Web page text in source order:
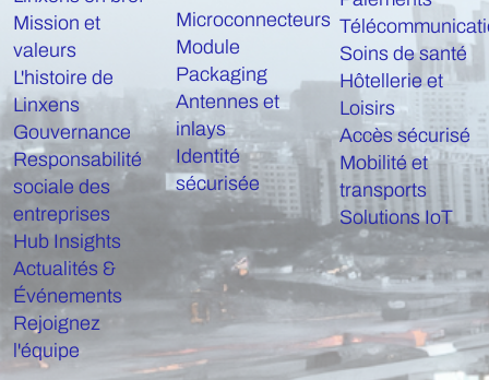
Mission et
valeurs
L'histoire de
Linxens
Gouvernance
Responsabilité
sociale des
entreprises
Hub Insights
Actualités &
Événements
Rejoignez
l'équipe
Microconnecteurs
Module
Packaging
Antennes et
inlays
Identité
sécurisée
Soins de santé
Hôtellerie et
Loisirs
Accès sécurisé
Mobilité et
transports
Solutions IoT